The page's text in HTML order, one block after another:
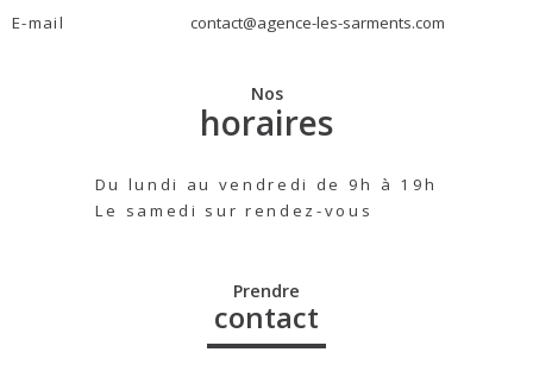
E-mail
contact@agence-les-sarments.com
Nos
horaires
Du lundi au vendredi de 9h à 19h
Le samedi sur rendez-vous
Prendre
contact